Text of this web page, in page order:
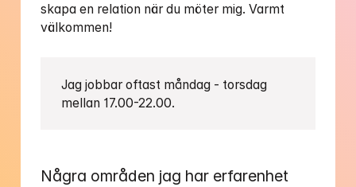
skapa en relation när du möter mig. Varmt
välkommen!
Jag jobbar oftast måndag - torsdag
mellan 17.00-22.00.
Några områden jag har erfarenhet